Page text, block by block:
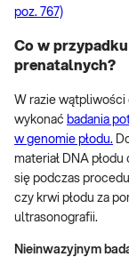
poz. 767)
Co w
prenatalnych?
W razie wątpliwości
wykonać badania
w genomie płodu.
materiał DNA
się podczas
czy krwi płodu za
ultrasonografii.
Nieinwazyjnym